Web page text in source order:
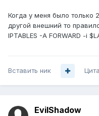
Когда у меня было только
другой внешний то
IPTABLES -A FORWARD -i
Вставить ник
EvilShadow